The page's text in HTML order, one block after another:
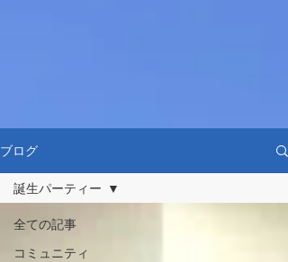
ブログ
全ての記事
コミュニティ
誕生パーティー